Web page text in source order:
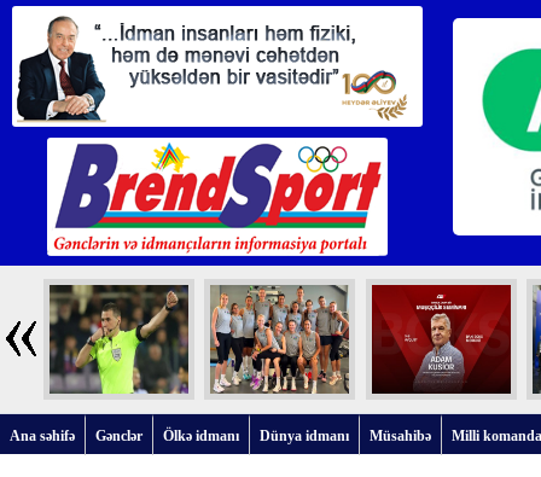
Ana səhifə Gənclər Ölkə idmanı Dünya idmanı Müsahibə Milli